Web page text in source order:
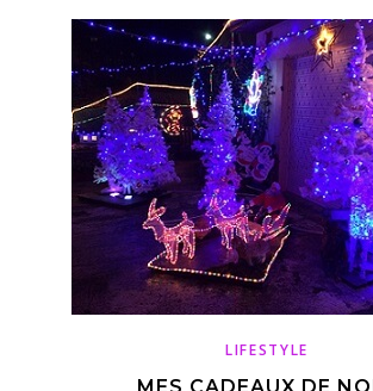
LIFESTYLE